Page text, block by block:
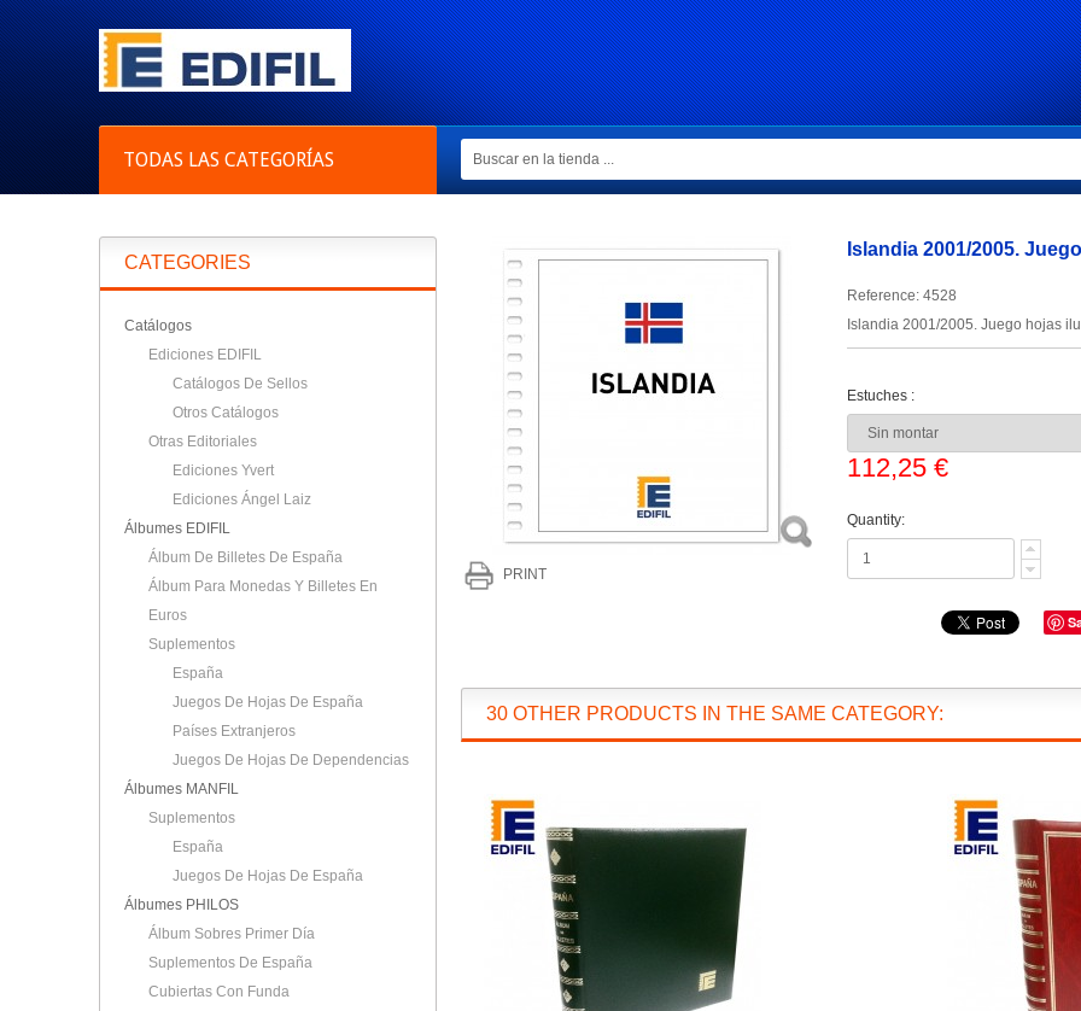
TODAS LAS CATEGORÍAS
CATEGORIES
Catálogos
Ediciones EDIFIL
Catálogos De Sellos
Otros Catálogos
Otras Editoriales
Ediciones Yvert
Ediciones Ángel Laiz
Álbumes EDIFIL
Álbum De Billetes De España
Álbum Para Monedas Y Billetes En
Euros
Suplementos
España
Juegos De Hojas De España
Países Extranjeros
Juegos De Hojas De Dependencias
Álbumes MANFIL
Suplementos
España
Juegos De Hojas De España
Álbumes PHILOS
Álbum Sobres Primer Día
Suplementos De España
Cubiertas Con Funda
PRINT
Islandia 2001/2005.
Reference: 4528
Islandia 2001/2005. Juego hojas
Estuches :
112,25 €
Quantity:
30 OTHER PRODUCTS IN THE SAME CATEGORY: